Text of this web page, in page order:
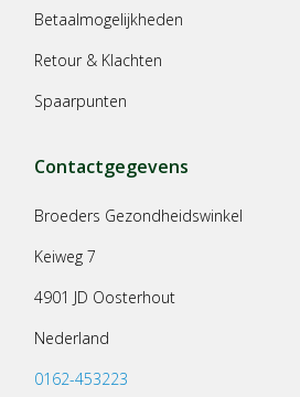
Betaalmogelijkheden
Retour & Klachten
Spaarpunten
Contactgegevens
Broeders Gezondheidswinkel
Keiweg 7
4901 JD Oosterhout
Nederland
0162-453223